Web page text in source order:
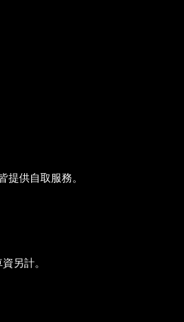
供自取服務。
另計。